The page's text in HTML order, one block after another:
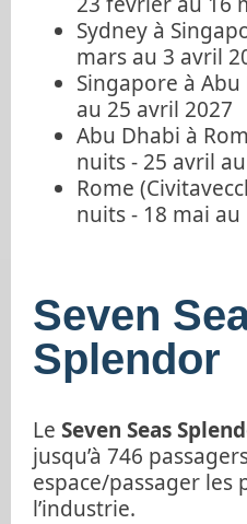
Sydney à
mars au 3 avril
Singapore à
au 25 avril 2027
Abu Dhabi à
nuits - 25 avril
Rome
nuits - 18 mai
Seven
Splendor
Le Seven Seas
jusqu’à 746
espace/passager les
l’industrie.